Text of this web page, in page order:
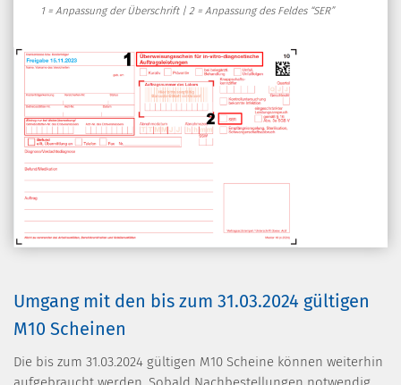
1 = Anpassung der Überschrift | 2 = Anpassung des Feldes “SER”
Umgang mit den bis zum 31.03.2024 gültigen
M10 Scheinen
Die bis zum 31.03.2024 gültigen M10 Scheine können weiterhin